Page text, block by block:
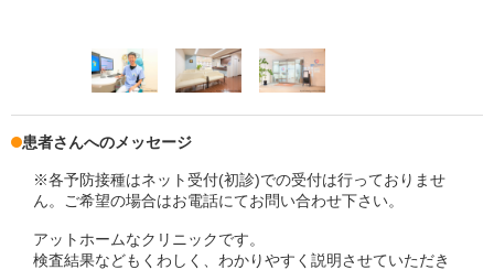
患者さんへのメッセージ
※各予防接種はネット受付(初診)での受付は行っておりませ
ん。ご希望の場合はお電話にてお問い合わせ下さい。
アットホームなクリニックです。
検査結果などもくわしく、わかりやすく説明させていただき